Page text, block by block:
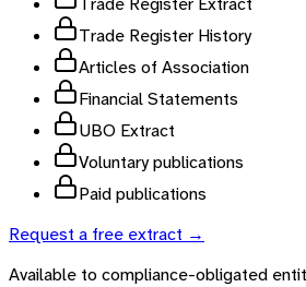
Trade Register History
Articles of Association
Financial Statements
UBO Extract
Voluntary publications
Paid publications
Request a free extract →
Available to compliance-obligated